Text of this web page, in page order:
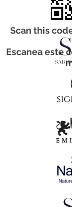
Scan this
Escanea este